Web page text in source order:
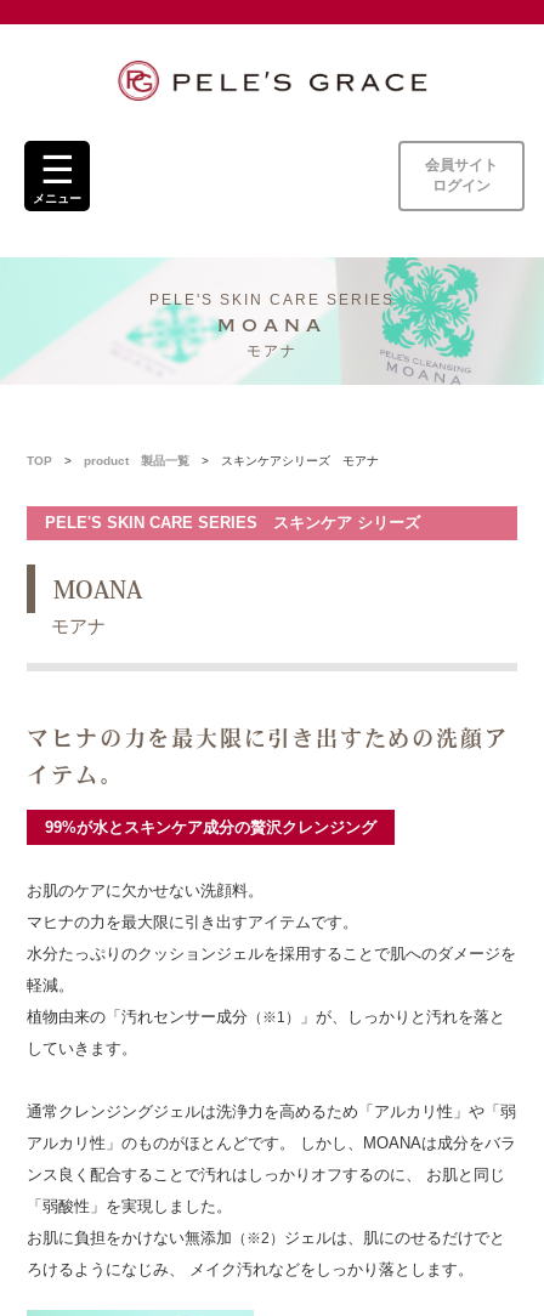
ト
ジ
ペ
は
一
ご
あ
概
お
一
覧
お
問
い
合
☰
メニュー
会員サイト
ログイン
PELE'S SKIN CARE SERIES
moana
モアナ
TOP >product 製品一覧 > スキンケアシリーズ モアナ
PELE'S SKIN CARE SERIES スキンケア シリーズ
MOANA
モアナ
マヒナの力を最大限に引き出すための洗顔ア
イテム。
99%が水とスキンケア成分の贅沢クレンジング
お肌のケアに欠かせない洗顔料。
マヒナの力を最大限に引き出すアイテムです。
水分たっぷりのクッションジェルを採用することで肌へのダメージを
軽減。
植物由来の「汚れセンサー成分 （※1）
」が、しっかりと汚れを落と
していきます。
通常クレンジングジェルは洗浄力を高めるため「アルカリ性」や「弱
アルカリ性」のものがほとんどです。 しかし、MOANAは成分をバラ
ンス良く配合することで汚れはしっかりオフするのに、 お肌と同じ
「弱酸性」を実現しました。
お肌に負担をかけない無添加 （※2） ジェルは、肌にのせるだけでと
ろけるようになじみ、 メイク汚れなどをしっかり落とします。